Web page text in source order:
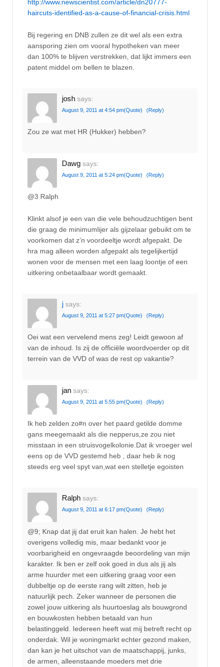
http://www.newscientist.com/article/dn20777-
haircuts-identified-as-a-cause-of-financial-crisis.html
Bij regering en DNB zullen ze dit wel als een extra
aansporing zien om vooral hypotheken van meer
dan 100% te blijven verstrekken, dat lijkt immers een
patent middel om bellen te blazen.
josh says:
August 9, 2011 at 4:54 pm(Quote) (Reply)
Zou ze wat met HR (Hukker) hebben?
Dawg says:
August 9, 2011 at 5:24 pm(Quote) (Reply)
@3 Ralph
Klinkt alsof je een van die vele behoudzuchtigen bent
die graag de minimumlijer als gijzelaar gebuikt om te
voorkomen dat z’n voordeeltje wordt afgepakt. De
hra mag alleen worden afgepakt als tegelijkertijd
wonen voor de mensen met een laag loontje of een
uitkering onbetaalbaar wordt gemaakt.
j says:
August 9, 2011 at 5:27 pm(Quote) (Reply)
Oei wat een vervelend mens zeg! Leidt gewoon af
van de inhoud. Is zij de officiële woordvoerder op dit
terrein van de VVD of was de rest op vakantie?
jan says:
August 9, 2011 at 5:55 pm(Quote) (Reply)
Ik heb zelden zo#n over het paard getilde domme
gans meegemaakt als die nepperus,ze zou niet
misstaan in een struisvogelkolonie.Dat ik vroeger wel
eens op de VVD gestemd heb , daar heb ik nog
steeds erg veel spyt van,wat een stelletje egoisten
Ralph says:
August 9, 2011 at 6:17 pm(Quote) (Reply)
@9; Knap dat jij dat eruit kan halen. Je hebt het
overigens volledig mis, maar bedankt voor je
voorbarigheid en ongevraagde beoordeling van mijn
karakter. Ik ben er zelf ook goed in dus als jij als
arme huurder met een uitkering graag voor een
dubbeltje op de eerste rang wilt zitten, heb je
natuurlijk pech. Zeker wanneer de personen die
zowel jouw uitkering als huurtoeslag als bouwgrond
en bouwkosten hebben betaald van hun
belastinggeld. Iedereen heeft wat mij betreft recht op
onderdak. Wil je woningmarkt echter gezond maken,
dan kan je het uitschot van de maatschappij, junks,
de armen, alleenstaande moeders met drie